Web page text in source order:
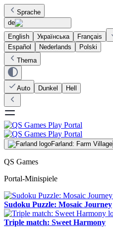
Sprache
de
English
Українська Français
Español
Nederlands
Polski
Thema
Auto Dunkel Hell
Farland: Farm Village
QS Games
Portal-Minispiele
Sudoku Puzzle: Mosaic Journey
Triple match: Sweet Harmony